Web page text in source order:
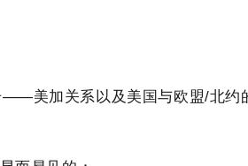
美加关系以及美国与欧盟/北约